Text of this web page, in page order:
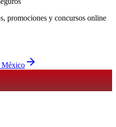
promociones y concursos online
México